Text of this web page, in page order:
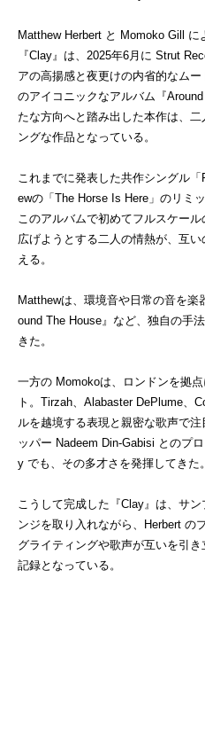
Matthew Herbert と Momoko Gill に
『Clay』 は、 2025年6月に Strut
アの高揚感と夜更けの内省的なムー
のアイコニックなアルバム『
たな方向へと踏み出した本作は、
ングな作品となっている。
これまでに発表した共作シングル「
ewの「 The Horse Is Here 」のリミ
このアルバムで初めてフルスケー
広げようとする二人の情熱が、互
える。
Matthewは、環境音や日常の音を楽
ound The House』など、独自の手
きた。
一方の Momokoは、ロンドンを拠
ト。 Tirzah、 Alabaster DePlume、
ルを越境する表現と親密な歌声で
ッパー Nadeem Din-Gabisi とのプ
y でも、その多才さを発揮してきた。
こうして完成した 『Clay』 は、サン
ンジを取り入れながら、
Herbert の
グライティングや歌声が互いを引
記録となっている。